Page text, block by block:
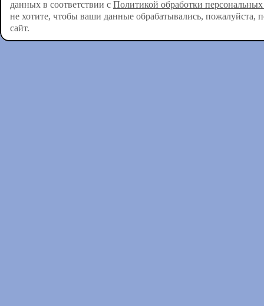
данных в соответствии с Политикой обработки
не хотите, чтобы ваши данные обрабатывались, пожалуйста,
сайт.